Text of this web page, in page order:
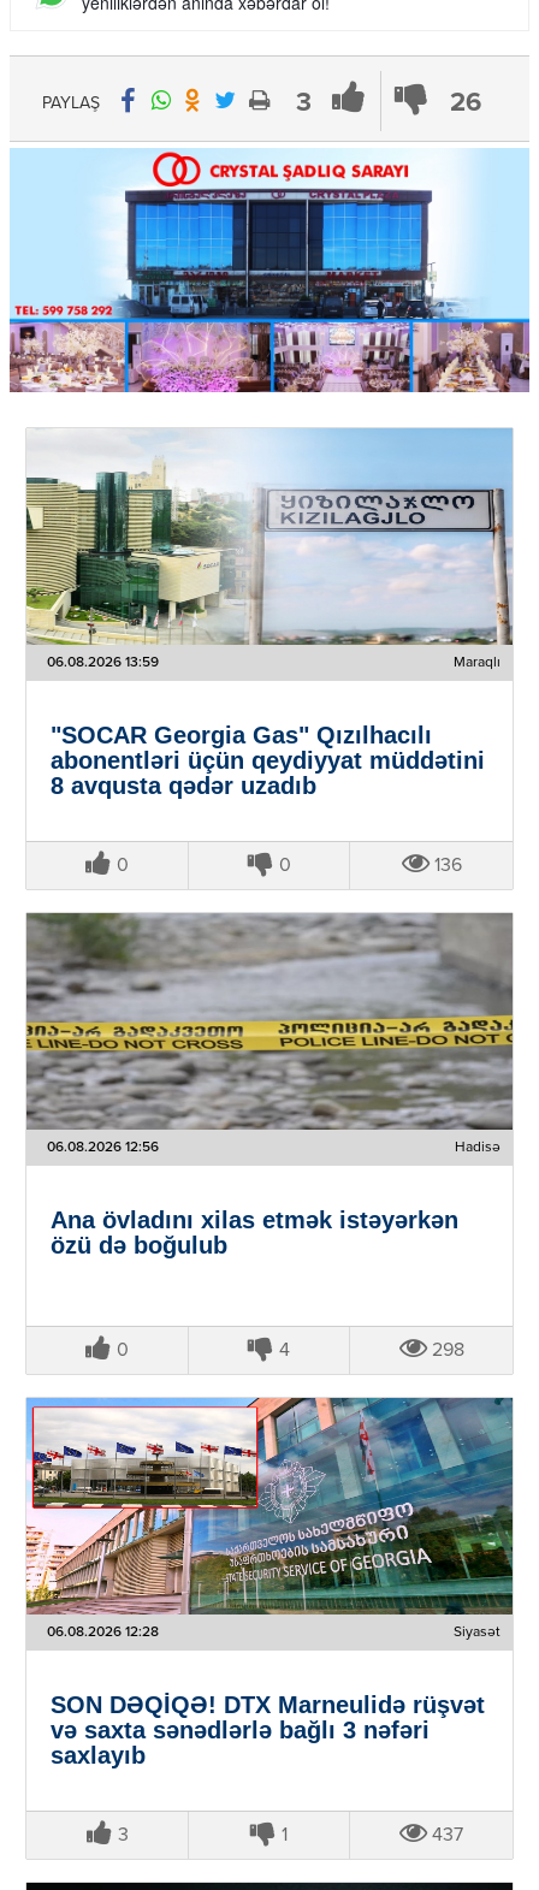
3 26
PAYLAŞ
06.08.2026 13:59 Maraqlı
"SOCAR Georgia Gas" Qızılhacılı
abonentləri üçün qeydiyyat müddətini
8 avqusta qədər uzadıb
0 0 136
06.08.2026 12:56 Hadisə
Ana övladını xilas etmək istəyərkən
özü də boğulub
0 4 298
06.08.2026 12:28 Siyasət
SON DƏQİQƏ! DTX Marneulidə rüşvət
və saxta sənədlərlə bağlı 3 nəfəri
saxlayıb
3 1 437